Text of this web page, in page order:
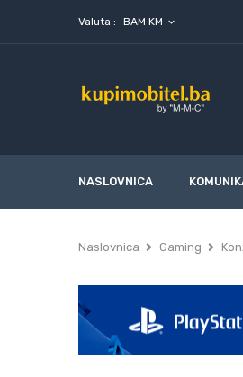
Valuta : BAM KM expand_more
NASLOVNICA
Naslovnica Gaming